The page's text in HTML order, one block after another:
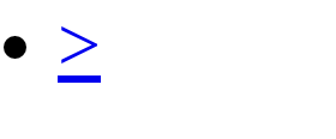
>